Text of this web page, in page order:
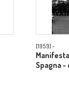
[1959] -
Spagna -